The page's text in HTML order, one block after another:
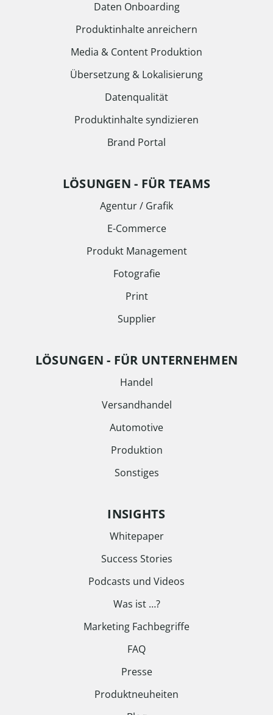
Daten Onboarding
Produktinhalte anreichern
Media & Content Produktion
Übersetzung & Lokalisierung
Datenqualität
Produktinhalte syndizieren
Brand Portal
LÖSUNGEN - FÜR TEAMS
Agentur / Grafik
E-Commerce
Produkt Management
Fotografie
Print
Supplier
LÖSUNGEN - FÜR UNTERNEHMEN
Handel
Versandhandel
Automotive
Produktion
Sonstiges
INSIGHTS
Whitepaper
Success Stories
Podcasts und Videos
Was ist …?
Marketing Fachbegriffe
FAQ
Presse
Produktneuheiten